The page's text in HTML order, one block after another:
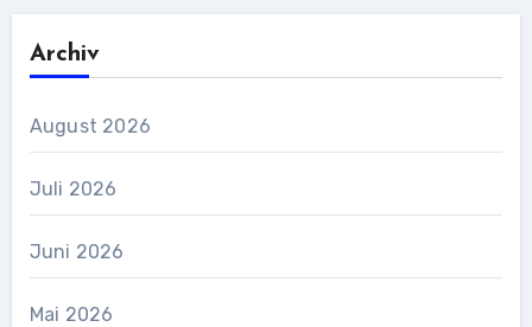
Archiv
August 2026
Juli 2026
Juni 2026
Mai 2026